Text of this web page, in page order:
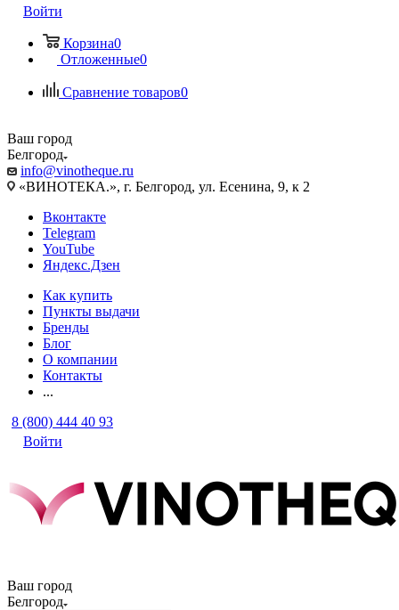
Войти
Корзина0
Отложенные0
Сравнение товаров0
Ваш город
Белгород
info@vinotheque.ru
«ВИНОТЕКА.», г. Белгород, ул. Есенина, 9, к 2
Вконтакте
Telegram
YouTube
Яндекс.Дзен
Как купить
Пункты выдачи
Бренды
Блог
О компании
Контакты
...
8 (800) 444 40 93
Войти
Ваш город
Белгород